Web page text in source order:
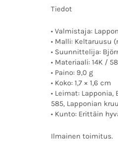
Tiedot
• Valmistaja:
• Malli: Keltaruusu
• Suunnittelija:
• Materiaali: 14K /
• Paino: 9,0 g
• Koko: 1,7 × 1,6 cm
• Leimat: Lapponia,
585, Lapponian
• Kunto: Erittäin
Ilmainen toimitus.